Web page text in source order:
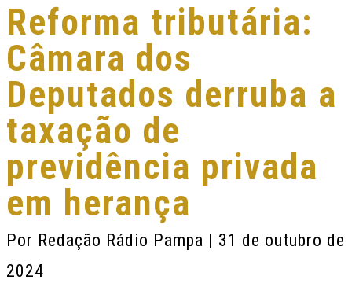
Reforma tributária:
Câmara dos
Deputados derruba a
taxação de
previdência privada
em herança
Por Redação Rádio Pampa | 31 de outubro de
2024